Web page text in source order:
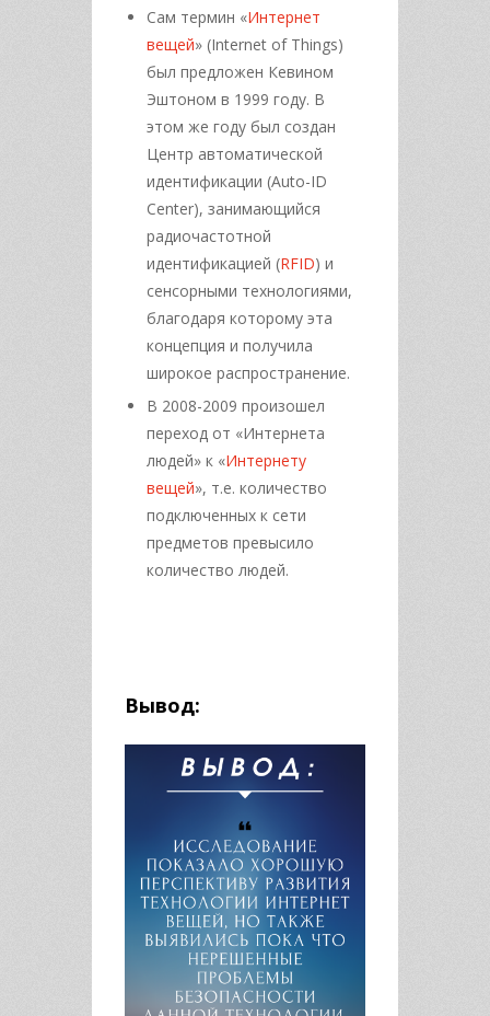
Сам термин «Интернет
вещей» (Internet of Things)
был предложен Кевином
Эштоном в 1999 году. В
этом же году был создан
Центр автоматической
идентификации (Auto-ID
Center), занимающийся
радиочастотной
идентификацией (RFID) и
сенсорными технологиями,
благодаря которому эта
концепция и получила
широкое распространение.
В 2008-2009 произошел
переход от «Интернета
людей» к «Интернету
вещей», т.е. количество
подключенных к сети
предметов превысило
количество людей.
Вывод: